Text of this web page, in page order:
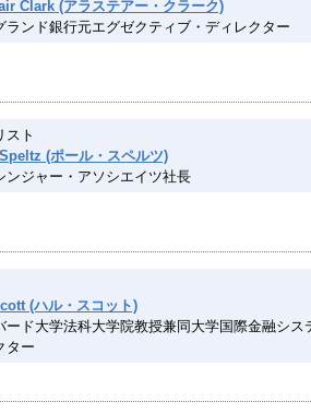
Clark (アラステアー・クラーク)
ランド銀行元エグゼクティブ・ディレクター
スト
(ポール・スペルツ)
ンジャー・アソシエイツ社長
(ハル・スコット)
ード大学法科大学院教授兼同大学国際金融シス
ター